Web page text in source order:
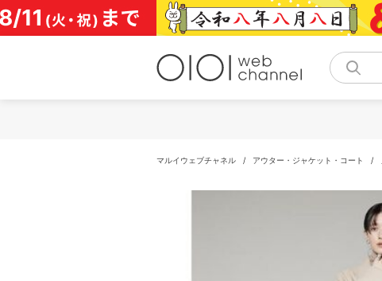
コ
ン
テ
マルイウェブチャネル / アウター・ジャケット・コート /